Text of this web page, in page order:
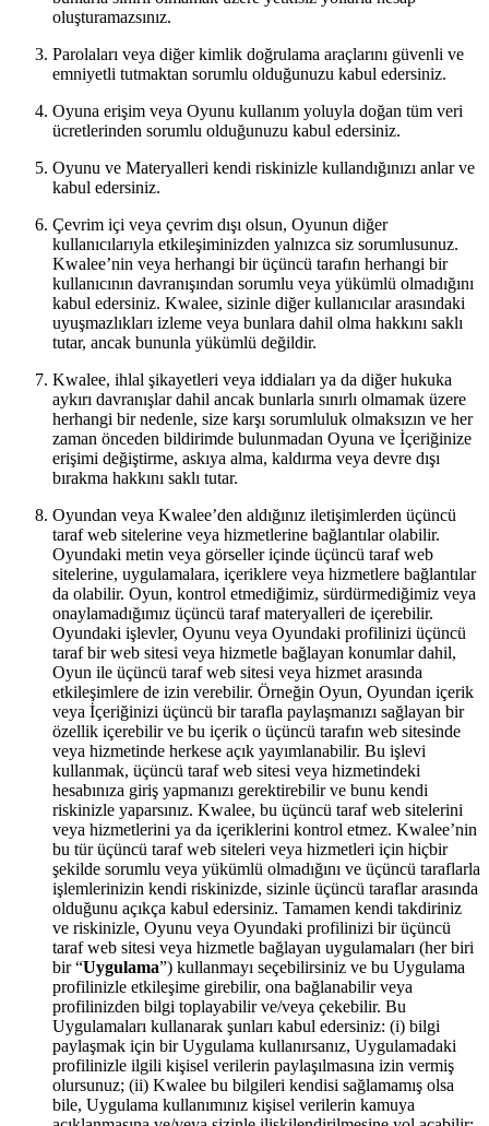
oluşturamazsınız.
Parolaları veya diğer kimlik doğrulama araçlarını güvenli ve
emniyetli tutmaktan sorumlu olduğunuzu kabul edersiniz.
Oyuna erişim veya Oyunu kullanım yoluyla doğan tüm veri
ücretlerinden sorumlu olduğunuzu kabul edersiniz.
Oyunu ve Materyalleri kendi riskinizle kullandığınızı anlar ve
kabul edersiniz.
Çevrim içi veya çevrim dışı olsun, Oyunun diğer
kullanıcılarıyla etkileşiminizden yalnızca siz sorumlusunuz.
Kwalee’nin veya herhangi bir üçüncü tarafın herhangi bir
kullanıcının davranışından sorumlu veya yükümlü olmadığını
kabul edersiniz. Kwalee, sizinle diğer kullanıcılar arasındaki
uyuşmazlıkları izleme veya bunlara dahil olma hakkını saklı
tutar, ancak bununla yükümlü değildir.
Kwalee, ihlal şikayetleri veya iddiaları ya da diğer hukuka
aykırı davranışlar dahil ancak bunlarla sınırlı olmamak üzere
herhangi bir nedenle, size karşı sorumluluk olmaksızın ve her
zaman önceden bildirimde bulunmadan Oyuna ve İçeriğinize
erişimi değiştirme, askıya alma, kaldırma veya devre dışı
bırakma hakkını saklı tutar.
Oyundan veya Kwalee’den aldığınız iletişimlerden üçüncü
taraf web sitelerine veya hizmetlerine bağlantılar olabilir.
Oyundaki metin veya görseller içinde üçüncü taraf web
sitelerine, uygulamalara, içeriklere veya hizmetlere bağlantılar
da olabilir. Oyun, kontrol etmediğimiz, sürdürmediğimiz veya
onaylamadığımız üçüncü taraf materyalleri de içerebilir.
Oyundaki işlevler, Oyunu veya Oyundaki profilinizi üçüncü
taraf bir web sitesi veya hizmetle bağlayan konumlar dahil,
Oyun ile üçüncü taraf web sitesi veya hizmet arasında
etkileşimlere de izin verebilir. Örneğin Oyun, Oyundan içerik
veya İçeriğinizi üçüncü bir tarafla paylaşmanızı sağlayan bir
özellik içerebilir ve bu içerik o üçüncü tarafın web sitesinde
veya hizmetinde herkese açık yayımlanabilir. Bu işlevi
kullanmak, üçüncü taraf web sitesi veya hizmetindeki
hesabınıza giriş yapmanızı gerektirebilir ve bunu kendi
riskinizle yaparsınız. Kwalee, bu üçüncü taraf web sitelerini
veya hizmetlerini ya da içeriklerini kontrol etmez. Kwalee’nin
bu tür üçüncü taraf web siteleri veya hizmetleri için hiçbir
şekilde sorumlu veya yükümlü olmadığını ve üçüncü taraflarla
işlemlerinizin kendi riskinizde, sizinle üçüncü taraflar arasında
olduğunu açıkça kabul edersiniz. Tamamen kendi takdiriniz
ve riskinizle, Oyunu veya Oyundaki profilinizi bir üçüncü
taraf web sitesi veya hizmetle bağlayan uygulamaları (her biri
bir “Uygulama”) kullanmayı seçebilirsiniz ve bu Uygulama
profilinizle etkileşime girebilir, ona bağlanabilir veya
profilinizden bilgi toplayabilir ve/veya çekebilir. Bu
Uygulamaları kullanarak şunları kabul edersiniz: (i) bilgi
paylaşmak için bir Uygulama kullanırsanız, Uygulamadaki
profilinizle ilgili kişisel verilerin paylaşılmasına izin vermiş
olursunuz; (ii) Kwalee bu bilgileri kendisi sağlamamış olsa
bile, Uygulama kullanımınız kişisel verilerin kamuya